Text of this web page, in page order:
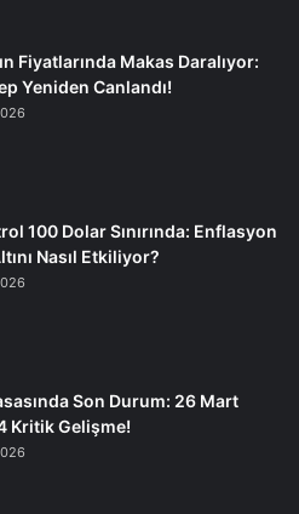
Fiyatlarında Makas Daralıyor:
Yeniden Canlandı!
100 Dolar Sınırında: Enflasyon
Nasıl Etkiliyor?
Son Durum: 26 Mart
Kritik Gelişme!